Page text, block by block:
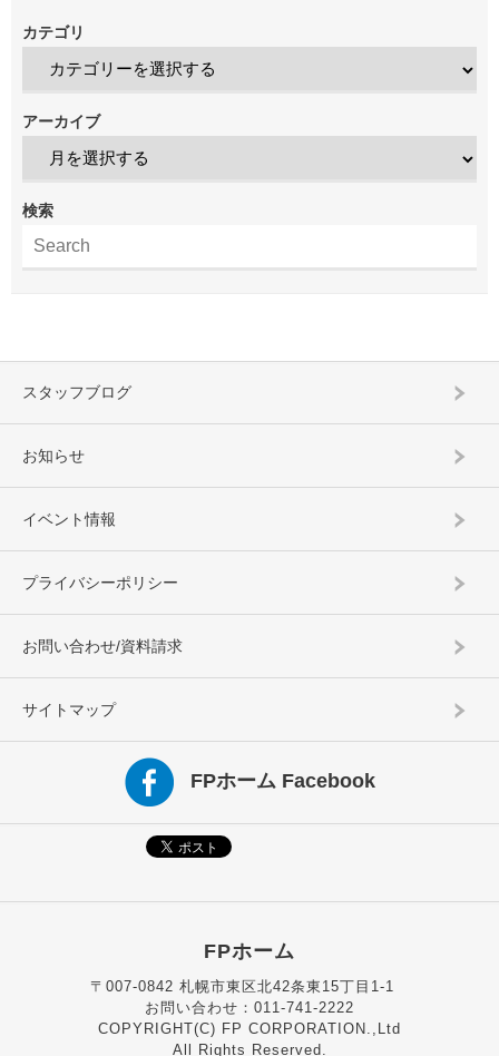
カテゴリ
アーカイブ
検索
スタッフブログ
お知らせ
イベント情報
プライバシーポリシー
お問い合わせ/資料請求
サイトマップ
FPホーム Facebook
FPホーム
〒007-0842 札幌市東区北42条東15丁目1-1
お問い合わせ：011-741-2222
COPYRIGHT(C) FP CORPORATION.,Ltd
All Rights Reserved.